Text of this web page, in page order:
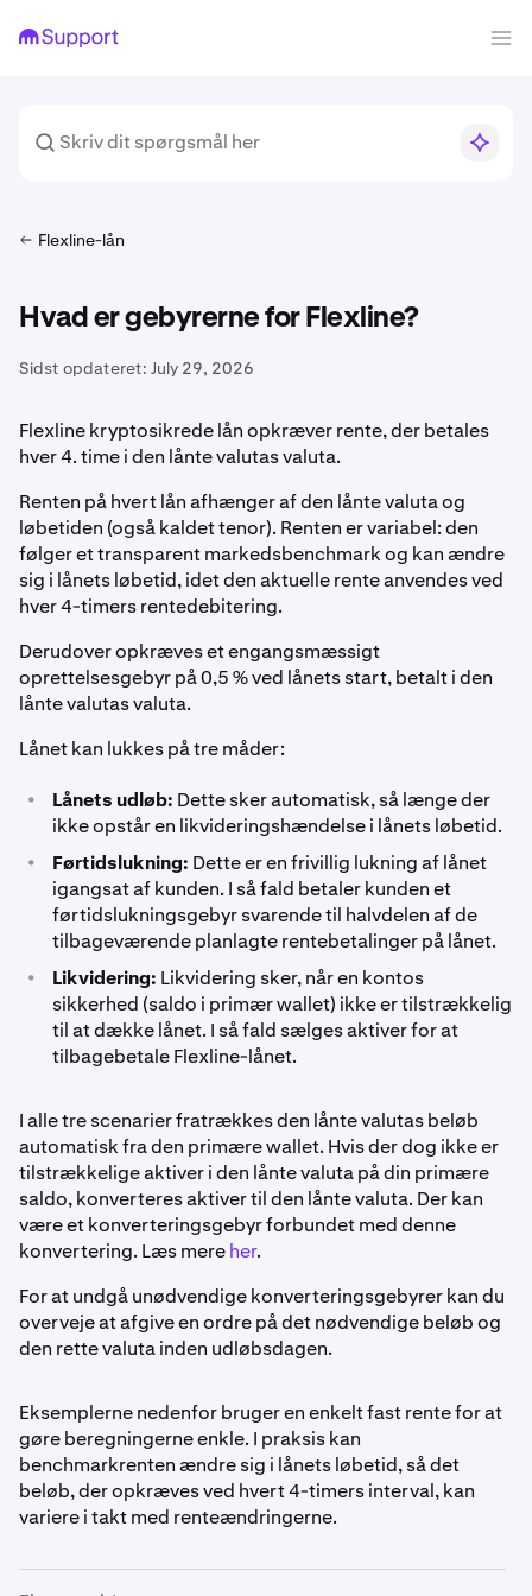
Flexline-lån
Hvad er gebyrerne for Flexline?
Sidst opdateret: July 29, 2026
Flexline kryptosikrede lån opkræver rente, der betales
hver 4. time i den lånte valutas valuta.
Renten på hvert lån afhænger af den lånte valuta og
løbetiden (også kaldet tenor). Renten er variabel: den
følger et transparent markedsbenchmark og kan ændre
sig i lånets løbetid, idet den aktuelle rente anvendes ved
hver 4-timers rentedebitering.
Derudover opkræves et engangsmæssigt
oprettelsesgebyr på 0,5 % ved lånets start, betalt i den
lånte valutas valuta.
Lånet kan lukkes på tre måder:
• Lånets udløb: Dette sker automatisk, så længe der
ikke opstår en likvideringshændelse i lånets løbetid.
• Førtidslukning: Dette er en frivillig lukning af lånet
igangsat af kunden. I så fald betaler kunden et
førtidslukningsgebyr svarende til halvdelen af de
tilbageværende planlagte rentebetalinger på lånet.
• Likvidering: Likvidering sker, når en kontos
sikkerhed (saldo i primær wallet) ikke er tilstrækkelig
til at dække lånet. I så fald sælges aktiver for at
tilbagebetale Flexline-lånet.
I alle tre scenarier fratrækkes den lånte valutas beløb
automatisk fra den primære wallet. Hvis der dog ikke er
tilstrækkelige aktiver i den lånte valuta på din primære
saldo, konverteres aktiver til den lånte valuta. Der kan
være et konverteringsgebyr forbundet med denne
konvertering. Læs mereher.
For at undgå unødvendige konverteringsgebyrer kan du
overveje at afgive en ordre på det nødvendige beløb og
den rette valuta inden udløbsdagen.
Eksemplerne nedenfor bruger en enkelt fast rente for at
gøre beregningerne enkle. I praksis kan
benchmarkrenten ændre sig i lånets løbetid, så det
beløb, der opkræves ved hvert 4-timers interval, kan
variere i takt med renteændringerne.